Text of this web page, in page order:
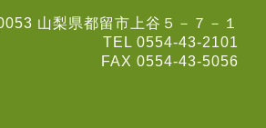
山梨県都留市上谷５－７－１
TEL 0554-43-2101
FAX 0554-43-5056